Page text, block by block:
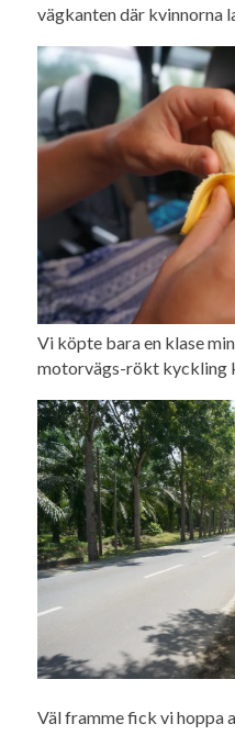
vägkanten där kvinnorna
Vi köpte bara en klase
motorvägs-rökt kyckling
Väl frammefick vi hoppa